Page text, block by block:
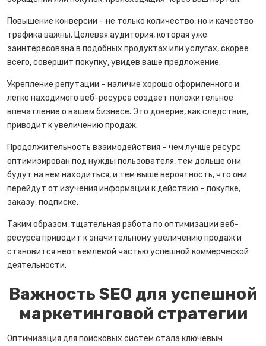
Повышение конверсии – не только количество, но и качество
трафика важны. Целевая аудитория, которая уже
заинтересована в подобных продуктах или услугах, скорее
всего, совершит покупку, увидев ваше предложение.
Укрепление репутации – наличие хорошо оформленного и
легко находимого веб-ресурса создает положительное
впечатление о вашем бизнесе. Это доверие, как следствие,
приводит к увеличению продаж.
Продолжительность взаимодействия – чем лучше ресурс
оптимизирован под нужды пользователя, тем дольше они
будут на нем находиться, и тем выше вероятность, что они
перейдут от изучения информации к действию – покупке,
заказу, подписке.
Таким образом, тщательная работа по оптимизации веб-
ресурса приводит к значительному увеличению продаж и
становится неотъемлемой частью успешной коммерческой
деятельности.
Важность SEO для успешной
маркетинговой стратегии
Оптимизация для поисковых систем стала ключевым